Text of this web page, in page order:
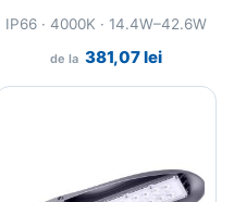
de la 381,07lei
IP66 · 4000K · 14.4W–42.6W